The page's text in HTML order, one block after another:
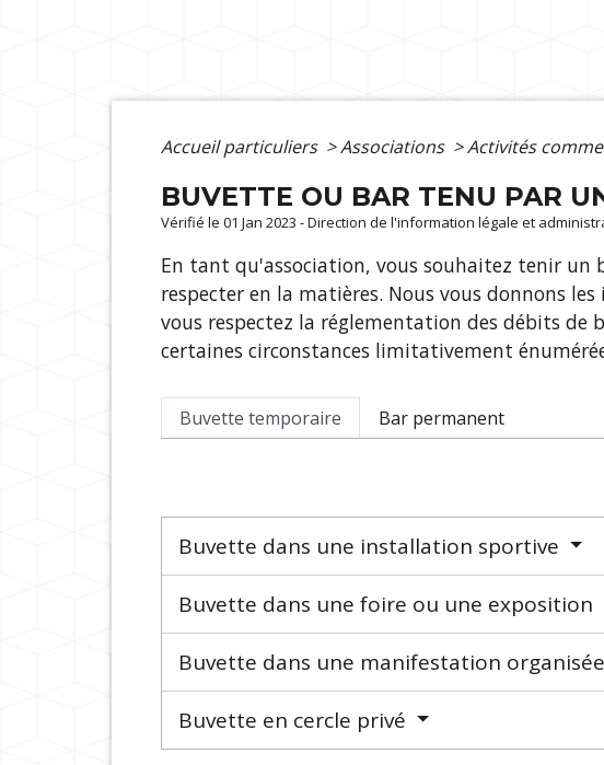
Accueil particuliers >Associations >Activités
BUVETTE OU BAR TENU PAR
Vérifié le 01 Jan 2023 - Direction de l'information légale et
En tant qu'association, vous souhaitez tenir un
respecter en la matières. Nous vous donnons
vous respectez la réglementation des débits de
certaines circonstances limitativement
Buvette temporaire Bar permanent
Buvette dans une installation sportive
Buvette dans une foire ou une exposition
Buvette dans une manifestation
Buvette en cercle privé